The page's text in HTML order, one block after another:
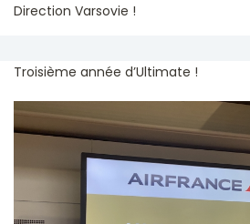
Direction Varsovie !
Troisième année d’Ultimate !